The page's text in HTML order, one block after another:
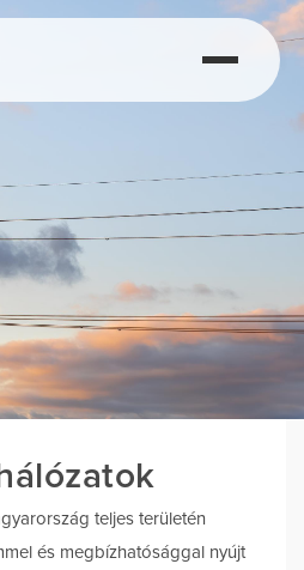
teljes területén
és megbízhatósággal nyújt